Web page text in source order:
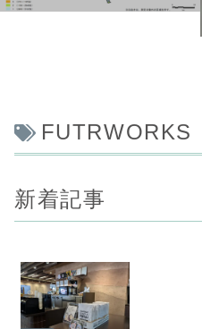
FUTRWORKS
新着記事